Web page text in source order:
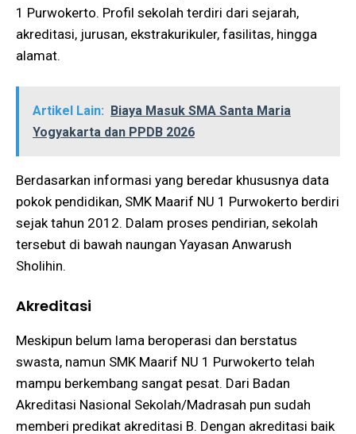
1 Purwokerto. Profil sekolah terdiri dari sejarah,
akreditasi, jurusan, ekstrakurikuler, fasilitas, hingga
alamat.
Artikel Lain:
Biaya Masuk SMA Santa Maria
Yogyakarta dan PPDB 2026
Berdasarkan informasi yang beredar khususnya data
pokok pendidikan, SMK Maarif NU 1 Purwokerto berdiri
sejak tahun 2012. Dalam proses pendirian, sekolah
tersebut di bawah naungan Yayasan Anwarush
Sholihin.
Akreditasi
Meskipun belum lama beroperasi dan berstatus
swasta, namun SMK Maarif NU 1 Purwokerto telah
mampu berkembang sangat pesat. Dari Badan
Akreditasi Nasional Sekolah/Madrasah pun sudah
memberi predikat akreditasi B. Dengan akreditasi baik